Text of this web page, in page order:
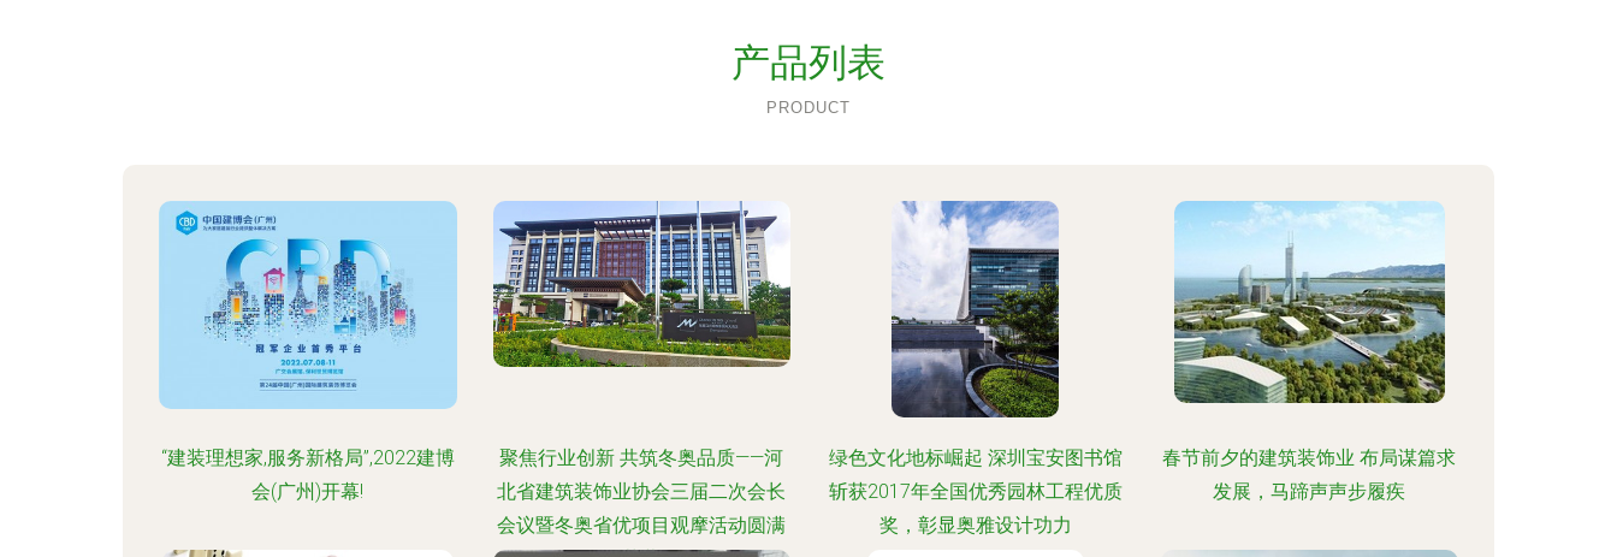
产品列表
PRODUCT
“建装理想家,服务新格局”,2022建博
会(广州)开幕!
聚焦行业创新 共筑冬奥品质——河
北省建筑装饰业协会三届二次会长
会议暨冬奥省优项目观摩活动圆满
绿色文化地标崛起 深圳宝安图书馆
斩获2017年全国优秀园林工程优质
奖，彰显奥雅设计功力
春节前夕的建筑装饰业 布局谋篇求
发展，马蹄声声步履疾